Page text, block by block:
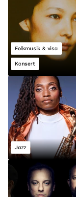
Folkmusik & visa
Konsert
Jazz